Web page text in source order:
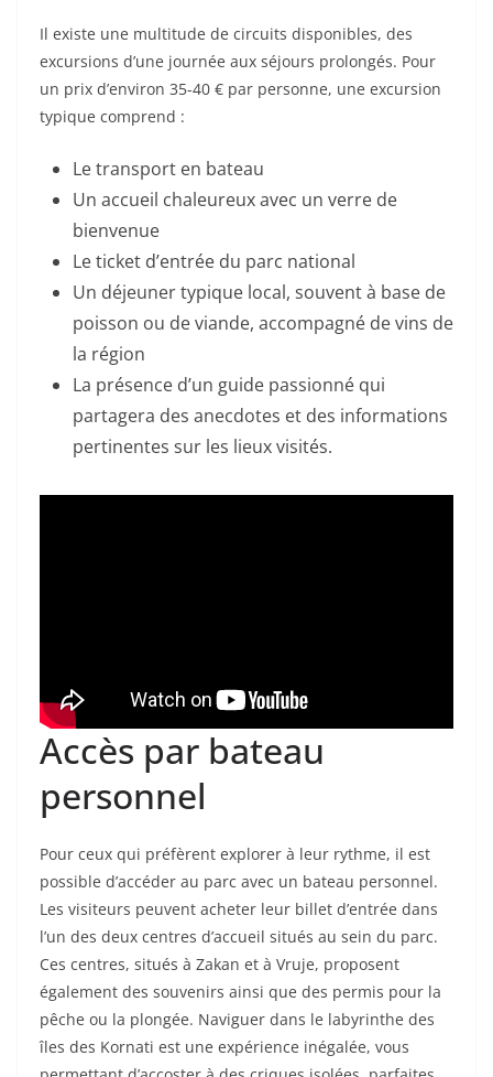
Il existe une multitude de circuits disponibles, des
excursions d’une journée aux séjours prolongés. Pour
un prix d’environ 35-40 € par personne, une excursion
typique comprend :
Le transport en bateau
Un accueil chaleureux avec un verre de
bienvenue
Le ticket d’entrée du parc national
Un déjeuner typique local, souvent à base de
poisson ou de viande, accompagné de vins de
la région
La présence d’un guide passionné qui
partagera des anecdotes et des informations
pertinentes sur les lieux visités.
Accès par bateau
personnel
Pour ceux qui préfèrent explorer à leur rythme, il est
possible d’accéder au parc avec un bateau personnel.
Les visiteurs peuvent acheter leur billet d’entrée dans
l’un des deux centres d’accueil situés au sein du parc.
Ces centres, situés à Zakan et à Vruje, proposent
également des souvenirs ainsi que des permis pour la
pêche ou la plongée. Naviguer dans le labyrinthe des
îles des Kornati est une expérience inégalée, vous